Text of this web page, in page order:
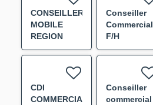
CONSEILLER
MOBILE
REGION
COEUR DE
Conseiller
Commercial
F/H
CDI
COMMERCIAL
Conseiller
commercial